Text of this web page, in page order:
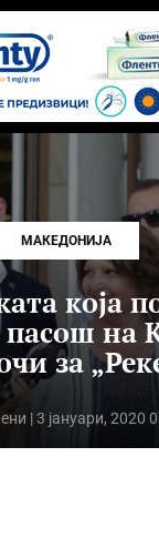
МАКЕДОНИЈА
која
на
за
| 3 јануари, 2020